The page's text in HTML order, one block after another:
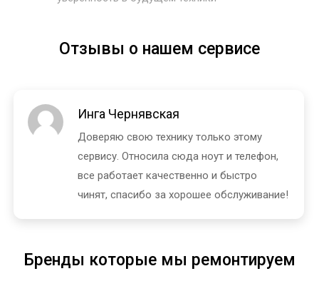
Отзывы о нашем сервисе
Инга Чернявская
Доверяю свою технику только этому
сервису. Относила сюда ноут и телефон,
все работает качественно и быстро
чинят, спасибо за хорошее обслуживание!
Бренды которые мы ремонтируем